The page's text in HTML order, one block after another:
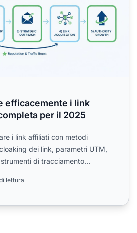
efficacemente i link
per il 2025
i link affiliati con metodi
dei link, parametri UTM,
di tracciamento
lettura